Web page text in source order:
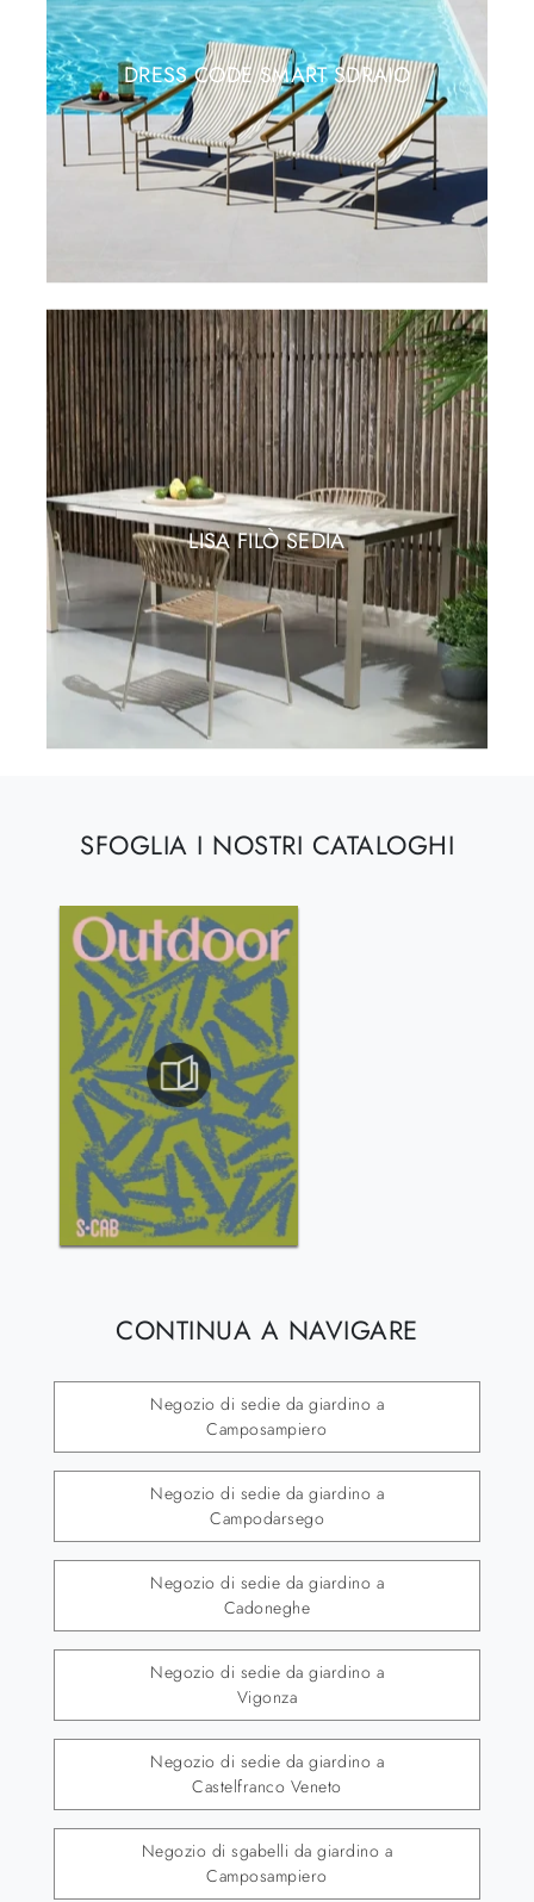
DRESS CODE SMART SDRAIO
LISA FILÒ SEDIA
SFOGLIA I NOSTRI CATALOGHI
CONTINUA A NAVIGARE
Negozio di sedie da giardino a
Camposampiero
Negozio di sedie da giardino a
Campodarsego
Negozio di sedie da giardino a
Cadoneghe
Negozio di sedie da giardino a
Vigonza
Negozio di sedie da giardino a
Castelfranco Veneto
Negozio di sgabelli da giardino a
Camposampiero